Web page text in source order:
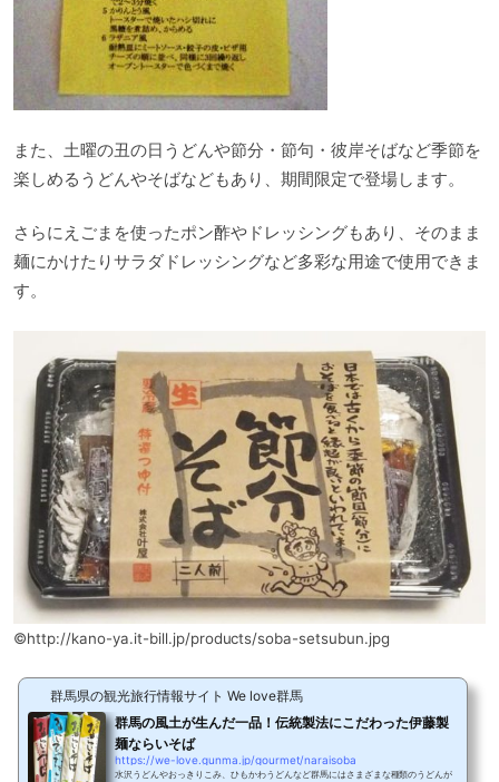
また、土曜の丑の日うどんや節分・節句・彼岸そばなど季節を
楽しめるうどんやそばなどもあり、期間限定で登場します。
さらにえごまを使ったポン酢やドレッシングもあり、そのまま
麺にかけたりサラダドレッシングなど多彩な用途で使用できま
す。
©http://kano-ya.it-bill.jp/products/soba-setsubun.jpg
群馬県の観光旅行情報サイト We love群馬
群馬の風土が生んだ一品！伝統製法にこだわった伊藤製
麺ならいそば
https://we-love.gunma.jp/gourmet/naraisoba
水沢うどんやおっきりこみ、ひもかわうどんなど群馬にはさまざまな種類のうどんが